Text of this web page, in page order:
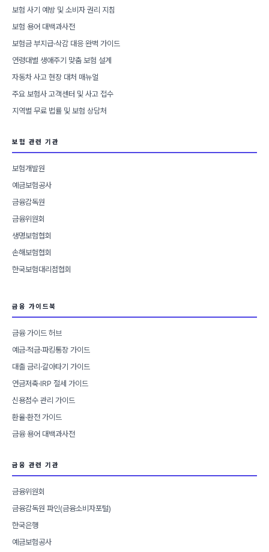
보험 사기 예방 및 소비자 권리 지침
보험 용어 대백과사전
보험금 부지급·삭감 대응 완벽 가이드
연령대별 생애주기 맞춤 보험 설계
자동차 사고 현장 대처 매뉴얼
주요 보험사 고객센터 및 사고 접수
지역별 무료 법률 및 보험 상담처
보험 관련 기관
보험개발원
예금보험공사
금융감독원
금융위원회
생명보험협회
손해보험협회
한국보험대리점협회
금융 가이드북
금융 가이드 허브
예금·적금·파킹통장 가이드
대출 금리·갈아타기 가이드
연금저축·IRP 절세 가이드
신용점수 관리 가이드
환율·환전 가이드
금융 용어 대백과사전
금융 관련 기관
금융위원회
금융감독원 파인(금융소비자포털)
한국은행
예금보험공사